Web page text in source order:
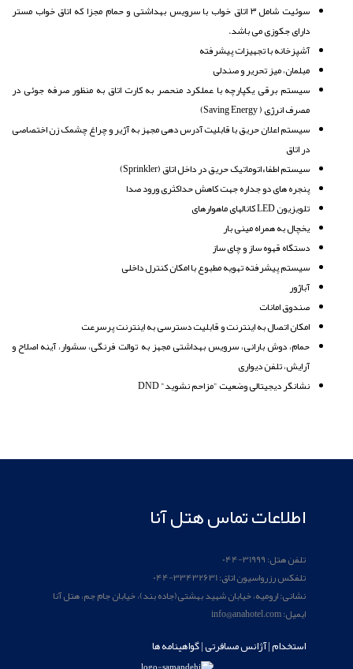
سوئیت شامل ۳ اتاق خواب با سرویس بهداشتی و حمام مجزا که اتاق خواب مستر
دارای جکوزی می باشد.
آشپزخانه با تجهیزات پیشرفته
مبلمان، ‌میز تحریر و صندلی
سیستم برقی یکپارچه با عملکرد منحصر به کارت اتاق به منظور صرفه جوئی در
مصرف انرژی (‌ Saving Energy)
سیستم اعلان حریق با قابلیت آدرس دهی مجهز به آژیر و چراغ چشمک زن اختصاصی
در اتاق
سیستم اطفاء‌اتوماتیک حریق در داخل اتاق (‌Sprinkler)
پنجره های دو جداره جهت کاهش حداکثری ورود صدا
تلویزیون LED کانال‏های ماهواره‏ای
یخچال به همراه مینی بار
‌دستگاه قهوه ساز و چای ساز
سیستم پیشرفته تهویه مطبوع با امکان کنترل داخلی
آباژور
‌صندوق امانات
امکان اتصال به اینترنت‌ و قابلیت دسترسی به اینترنت پرسرعت
حمام، دوش بارانی، سرویس بهداشتی مجهز به توالت فرنگی، سشوار، آینه اصلاح و
آرایش، تلفن دیواری
نشانگر دیجیتالی وضعیت "‌مزاحم نشوید" DND
اطلاعات تماس هتل آنا
تلفن هتل: 31999-044
تلفکس رزرواسیون اتاق: 33432631-044
نشانی: ارومیه، خیابان شهید بهشتی(جاده بند)، خیابان جام جم، هتل آنا
ایمیل: info@anahotel.com
استخدام| آژانس مسافرتی |گواهینامه ها